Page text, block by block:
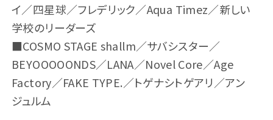
イ／四星球／フレデリック／Aqua Timez／新しい
学校のリーダーズ
■COSMO STAGE shallm／サバシスター／
BEYOOOOONDS／LANA／Novel Core／Age
Factory／FAKE TYPE.／トゲナシトゲアリ／アン
ジュルム